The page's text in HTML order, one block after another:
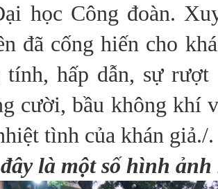
học Công đoàn.
đã cống hiến cho
tính, hấp dẫn, sự
cười, bầu không khí
tình của khán giả./.
là một số hình